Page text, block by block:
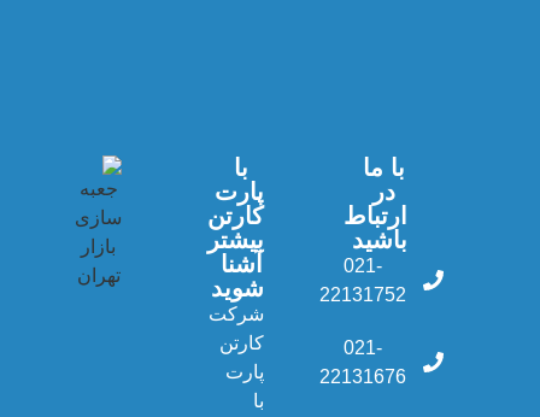
با ما
در
ارتباط
باشید
021-
22131752
021-
22131676
با
پارت
کارتن
بیشتر
آشنا
شوید
شرکت
کارتن
پارت
با